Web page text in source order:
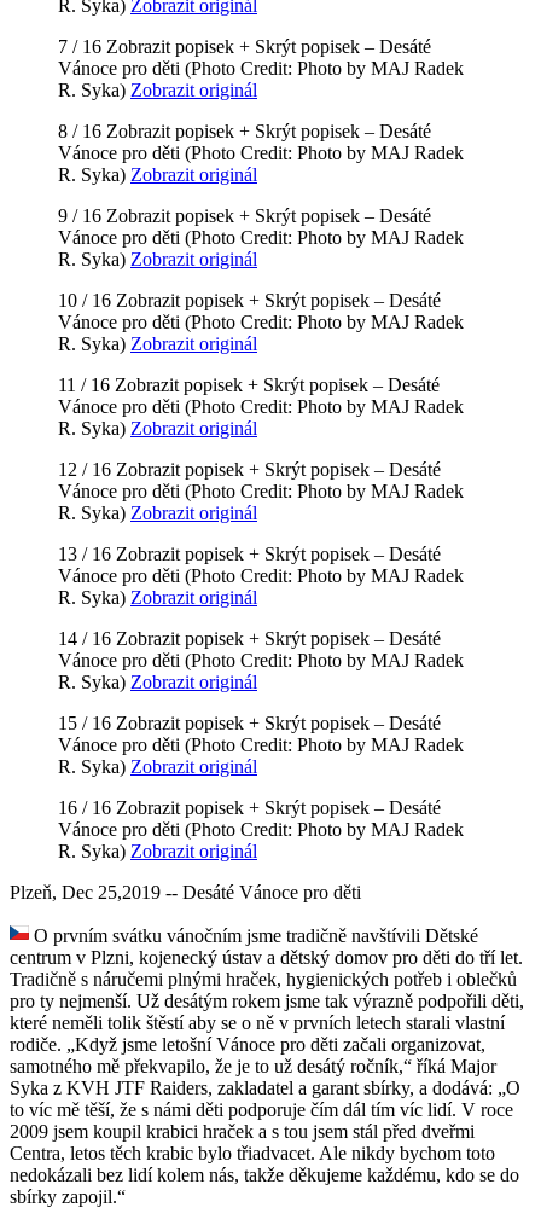
R. Syka) Zobrazit originál
7 / 16 Zobrazit popisek + Skrýt popisek – Desáté
Vánoce pro děti (Photo Credit: Photo by MAJ Radek
R. Syka) Zobrazit originál
8 / 16 Zobrazit popisek + Skrýt popisek – Desáté
Vánoce pro děti (Photo Credit: Photo by MAJ Radek
R. Syka) Zobrazit originál
9 / 16 Zobrazit popisek + Skrýt popisek – Desáté
Vánoce pro děti (Photo Credit: Photo by MAJ Radek
R. Syka) Zobrazit originál
10 / 16 Zobrazit popisek + Skrýt popisek – Desáté
Vánoce pro děti (Photo Credit: Photo by MAJ Radek
R. Syka) Zobrazit originál
11 / 16 Zobrazit popisek + Skrýt popisek – Desáté
Vánoce pro děti (Photo Credit: Photo by MAJ Radek
R. Syka) Zobrazit originál
12 / 16 Zobrazit popisek + Skrýt popisek – Desáté
Vánoce pro děti (Photo Credit: Photo by MAJ Radek
R. Syka) Zobrazit originál
13 / 16 Zobrazit popisek + Skrýt popisek – Desáté
Vánoce pro děti (Photo Credit: Photo by MAJ Radek
R. Syka) Zobrazit originál
14 / 16 Zobrazit popisek + Skrýt popisek – Desáté
Vánoce pro děti (Photo Credit: Photo by MAJ Radek
R. Syka) Zobrazit originál
15 / 16 Zobrazit popisek + Skrýt popisek – Desáté
Vánoce pro děti (Photo Credit: Photo by MAJ Radek
R. Syka) Zobrazit originál
16 / 16 Zobrazit popisek + Skrýt popisek – Desáté
Vánoce pro děti (Photo Credit: Photo by MAJ Radek
R. Syka) Zobrazit originál
Plzeň, Dec 25,2019 -- Desáté Vánoce pro děti
O prvním svátku vánočním jsme tradičně navštívili Dětské
centrum v Plzni, kojenecký ústav a dětský domov pro děti do tří let.
Tradičně s náručemi plnými hraček, hygienických potřeb i oblečků
pro ty nejmenší. Už desátým rokem jsme tak výrazně podpořili děti,
které neměli tolik štěstí aby se o ně v prvních letech starali vlastní
rodiče. „Když jsme letošní Vánoce pro děti začali organizovat,
samotného mě překvapilo, že je to už desátý ročník,“ říká Major
Syka z KVH JTF Raiders, zakladatel a garant sbírky, a dodává: „O
to víc mě těší, že s námi děti podporuje čím dál tím víc lidí. V roce
2009 jsem koupil krabici hraček a s tou jsem stál před dveřmi
Centra, letos těch krabic bylo třiadvacet. Ale nikdy bychom toto
nedokázali bez lidí kolem nás, takže děkujeme každému, kdo se do
sbírky zapojil.“